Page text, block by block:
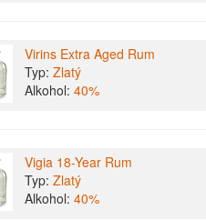
Virins Extra Aged Rum
Typ: Zlatý
Alkohol: 40%
Vigia 18-Year Rum
Typ: Zlatý
Alkohol: 40%